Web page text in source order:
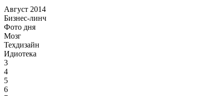
Август 2014
Бизнес-линч
Фото дня
Мозг
Техдизайн
Идиотека
3
4
5
6